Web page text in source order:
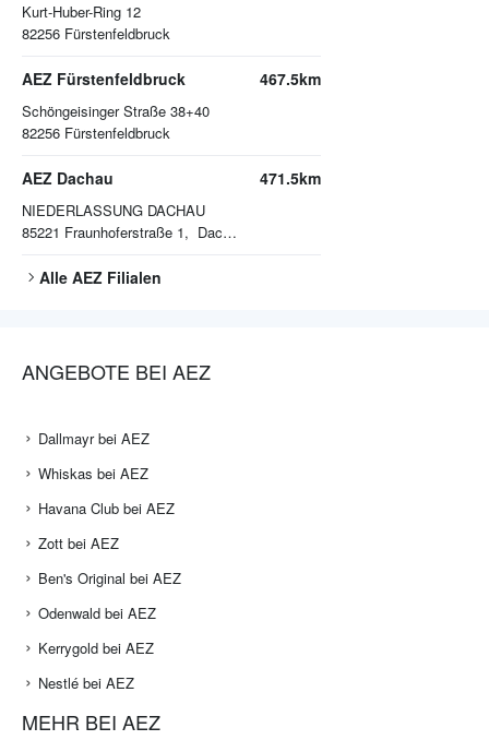
Kurt-Huber-Ring 12
82256 Fürstenfeldbruck
AEZ Fürstenfeldbruck
Schöngeisinger Straße 38+40
82256 Fürstenfeldbruck
467.5km
AEZ Dachau
NIEDERLASSUNG DACHAU
85221 Fraunhoferstraße 1, Dachau
471.5km
Alle AEZ Filialen
ANGEBOTE BEI AEZ
Dallmayr bei AEZ
Whiskas bei AEZ
Havana Club bei AEZ
Zott bei AEZ
Ben's Original bei AEZ
Odenwald bei AEZ
Kerrygold bei AEZ
Nestlé bei AEZ
MEHR BEI AEZ